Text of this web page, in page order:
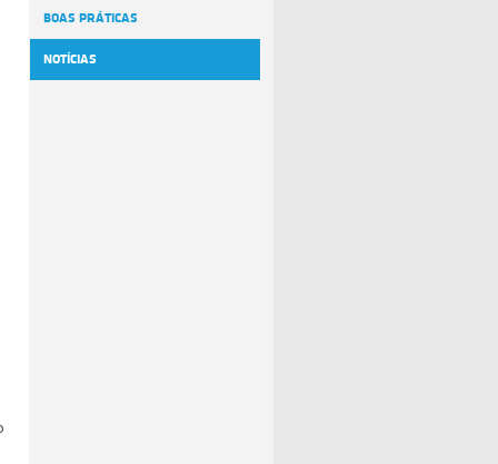
BOAS PRÁTICAS
NOTÍCIAS